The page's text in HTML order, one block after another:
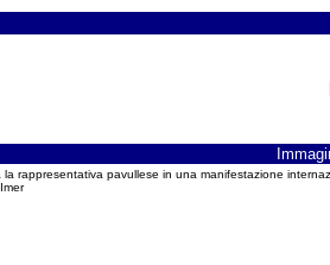
la rappresentativa pavullese in una manifestazione